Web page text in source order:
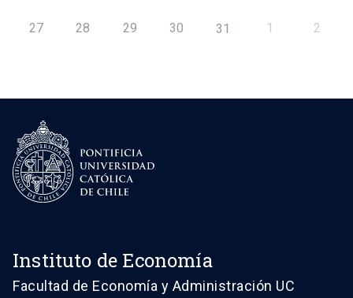
27 28 29 30 31 1 2
Instituto de Economía
Facultad de Economía y Administración UC